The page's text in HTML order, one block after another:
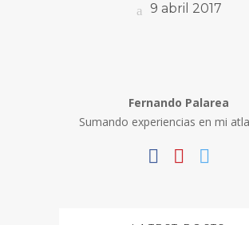
9 abril 2017
Fernando Palarea
Sumando experiencias en mi